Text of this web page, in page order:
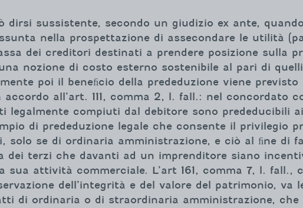
dirsi sussistente, secondo un giudizio ex ante,
nella prospettazione di assecondare le utilità
dei creditori destinati a prendere posizione sulla
una nozione di costo esterno sostenibile al pari di
poi il beneﬁcio della prededuzione viene previsto
all’art. 111, comma 2, l. fall.: nel concordato
legalmente compiuti dal debitore sono prededucibili
di prededuzione legale che consente il privilegio
solo se di ordinaria amministrazione, e ciò al ﬁne di
dei terzi che davanti ad un imprenditore siano
sua attività commerciale. L’art 161, comma 7, l. fall.,
dell’integrità e del valore del patrimonio, va
di ordinaria o di straordinaria amministrazione, che